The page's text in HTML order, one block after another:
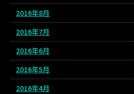
2016年8月
2016年7月
2016年6月
2016年5月
2016年4月